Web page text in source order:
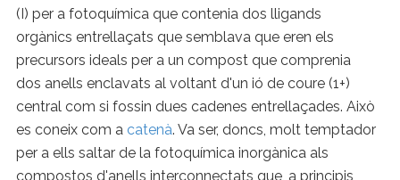
(I) per a fotoquímica que contenia dos lligands
orgànics entrellaçats que semblava que eren els
precursors ideals per a un compost que comprenia
dos anells enclavats al voltant d'un ió de coure (1+)
central com si fossin dues cadenes entrellaçades. Això
es coneix com a catenà. Va ser, doncs, molt temptador
per a ells saltar de la fotoquímica inorgànica als
compostos d'anells interconnectats que, a principis